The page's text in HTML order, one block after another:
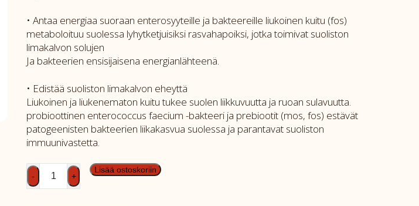
• Antaa energiaa suoraan enterosyyteille ja bakteereille liukoinen kuitu (fos)
metaboloituu suolessa lyhytketjuisiksi rasvahapoiksi, jotka toimivat suoliston
limakalvon solujen
Ja bakteerien ensisijaisena energianlähteenä.
• Edistää suoliston limakalvon eheyttä
Liukoinen ja liukenematon kuitu tukee suolen liikkuvuutta ja ruoan sulavuutta.
probioottinen enterococcus faecium -bakteeri ja prebiootit (mos, fos) estävät
patogeenisten bakteerien liikakasvua suolessa ja parantavat suoliston
immuunivastetta.
Brit
GF
- +
Lisää ostoskoriin